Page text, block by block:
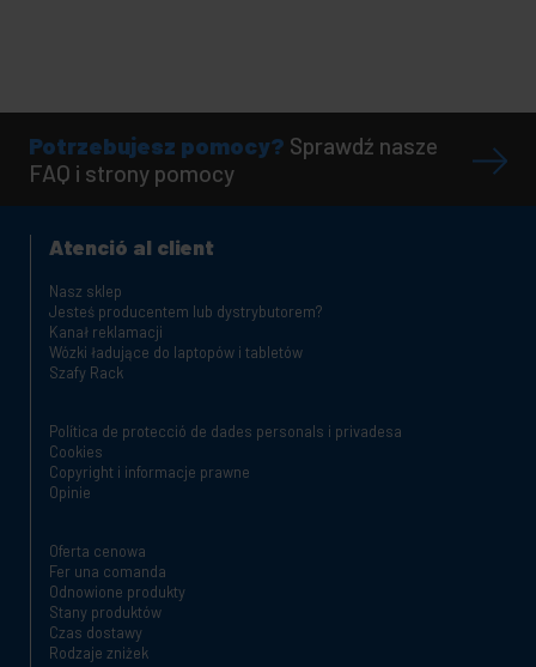
Potrzebujesz pomocy? Sprawdź nasze
FAQ i strony pomocy
Atenció al client
Nasz sklep
Jesteś producentem lub dystrybutorem?
Kanał reklamacji
Wózki ładujące do laptopów i tabletów
Szafy Rack
Política de protecció de dades personals i privadesa
Cookies
Copyright i informacje prawne
Opinie
Oferta cenowa
Fer una comanda
Odnowione produkty
Stany produktów
Czas dostawy
Rodzaje zniżek